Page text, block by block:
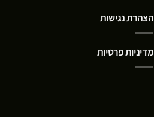
הצהרת נגישות
מדיניות פרטיות